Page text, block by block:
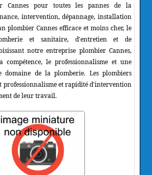
Cannes pour toutes les pannes de la
intervention, dépannage, installation
plombier Cannes efficace et moins cher, le
et sanitaire, d'entretien et de
notre entreprise plombier Cannes,
compétence, le professionnalisme et une
domaine de la plomberie. Les plombiers
professionnalisme et rapidité d'intervention
de leur travail.